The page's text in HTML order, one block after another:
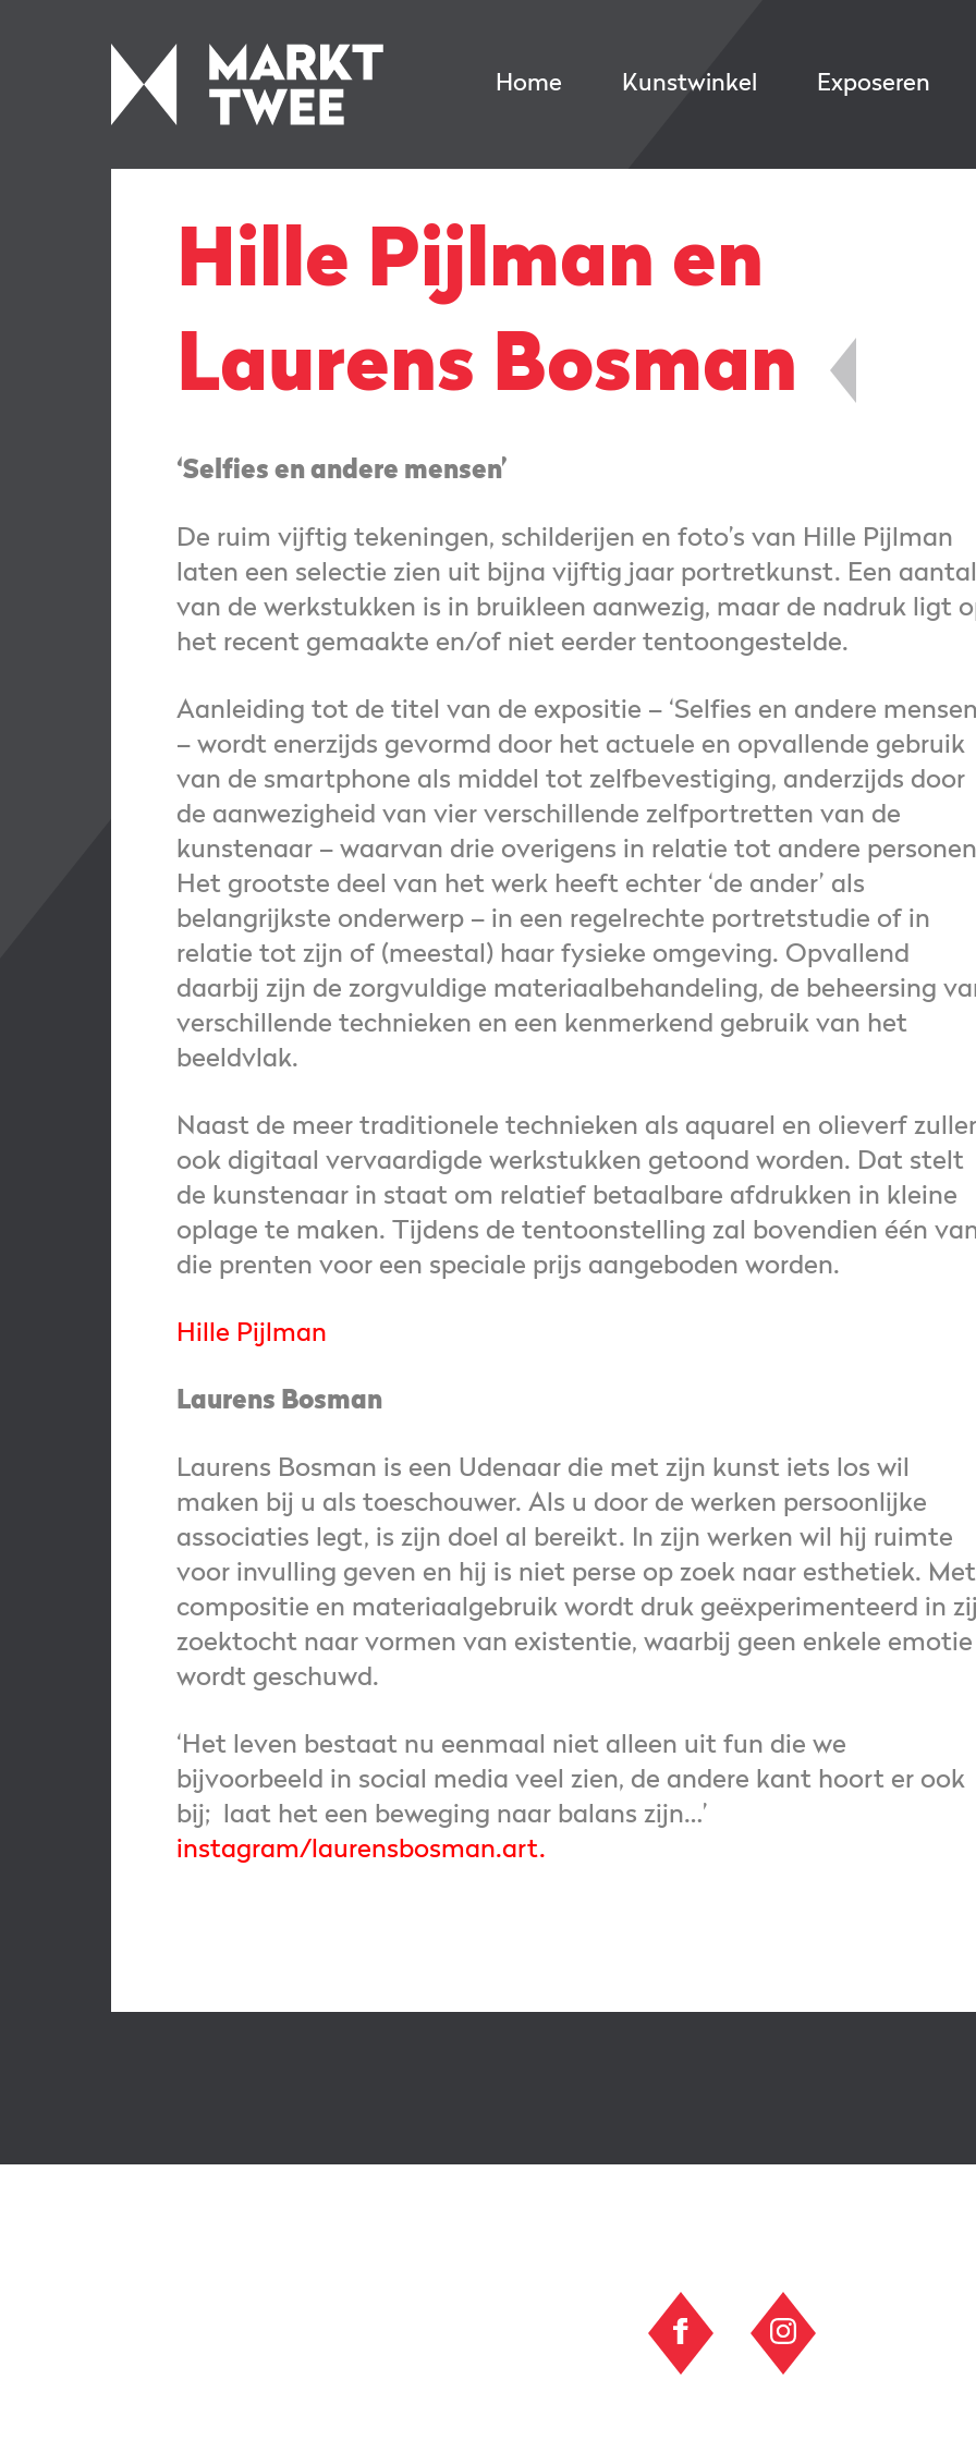
Home Kunstwinkel Exposeren
Hille Pijlman en
Laurens Bosman
‘Selfies en andere mensen’
De ruim vijftig tekeningen, schilderijen en foto’s van Hille Pijlman
laten een selectie zien uit bijna vijftig jaar portretkunst. Een aantal
van de werkstukken is in bruikleen aanwezig, maar de nadruk ligt
het recent gemaakte en/of niet eerder tentoongestelde.
Aanleiding tot de titel van de expositie – ‘Selfies en andere
– wordt enerzijds gevormd door het actuele en opvallende gebruik
van de smartphone als middel tot zelfbevestiging, anderzijds door
de aanwezigheid van vier verschillende zelfportretten van de
kunstenaar – waarvan drie overigens in relatie tot andere
Het grootste deel van het werk heeft echter ‘de ander’ als
belangrijkste onderwerp – in een regelrechte portretstudie of in
relatie tot zijn of (meestal) haar fysieke omgeving. Opvallend
daarbij zijn de zorgvuldige materiaalbehandeling, de beheersing
verschillende technieken en een kenmerkend gebruik van het
beeldvlak.
Naast de meer traditionele technieken als aquarel en olieverf
ook digitaal vervaardigde werkstukken getoond worden. Dat stelt
de kunstenaar in staat om relatief betaalbare afdrukken in kleine
oplage te maken. Tijdens de tentoonstelling zal bovendien één
die prenten voor een speciale prijs aangeboden worden.
Hille Pijlman
Laurens Bosman
Laurens Bosman is een Udenaar die met zijn kunst iets los wil
maken bij u als toeschouwer. Als u door de werken persoonlijke
associaties legt, is zijn doel al bereikt. In zijn werken wil hij ruimte
voor invulling geven en hij is niet perse op zoek naar esthetiek. Met
compositie en materiaalgebruik wordt druk geëxperimenteerd in
zoektocht naar vormen van existentie, waarbij geen enkele emotie
wordt geschuwd.
‘Het leven bestaat nu eenmaal niet alleen uit fun die we
bijvoorbeeld in social media veel zien, de andere kant hoort er ook
bij; laat het een beweging naar balans zijn…’
instagram/laurensbosman.art.